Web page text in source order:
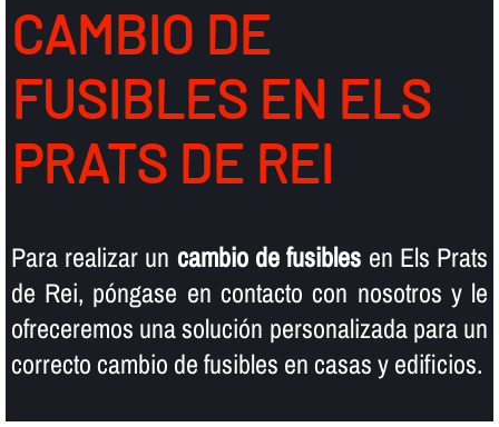
CAMBIO DE
FUSIBLES EN ELS
PRATS DE REI
Para realizar un cambio de fusibles en Els Prats
de Rei, póngase en contacto con nosotros y le
ofreceremos una solución personalizada para un
correcto cambio de fusibles en casas y edificios.